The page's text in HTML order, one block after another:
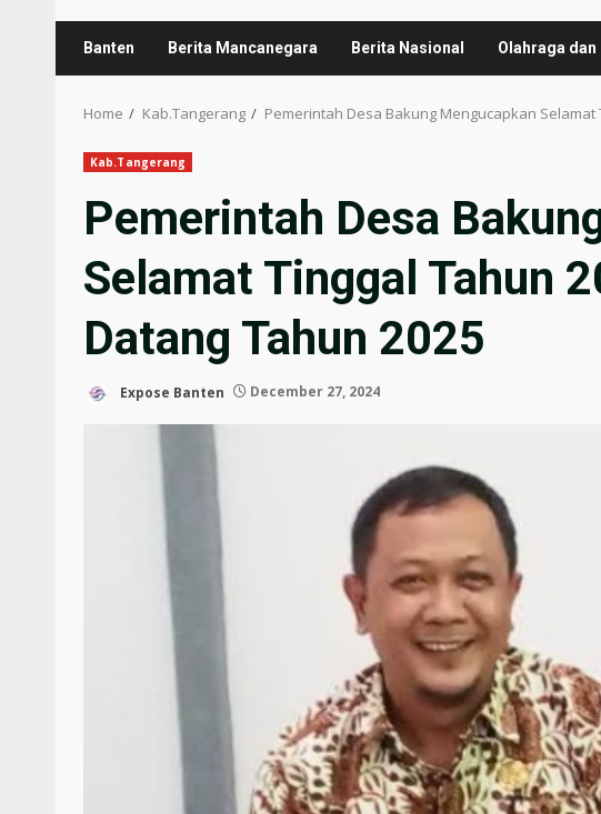
Banten Berita Mancanegara Berita Nasional Olahraga dan
Home Kab.Tangerang Pemerintah Desa Bakung Mengucapkan Selamat
Kab.Tangerang
Pemerintah Desa
Selamat Tinggal Tahun
Datang Tahun 2025
Expose Banten December 27, 2024